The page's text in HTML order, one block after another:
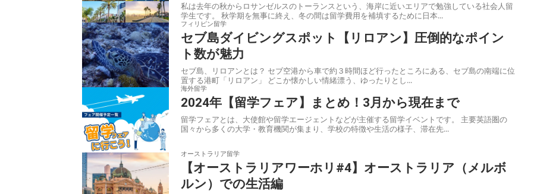
私は去年の秋からロサンゼルスのトーランスという、海岸に近いエリアで勉強している社会人留
学生です。 秋学期を無事に終え、冬の間は留学費用を補填するために日本...
フィリピン留学
セブ島ダイビングスポット【リロアン】圧倒的なポイン
ト数が魅力
セブ島、リロアンとは？ セブ空港から車で約３時間ほど行ったところにある、セブ島の南端に位
置する港町「リロアン」 どこか懐かしい情緒漂う、ゆったりとし...
海外留学
2024年【留学フェア】まとめ！3月から現在まで
留学フェアとは、大使館や留学エージェントなどが主催する留学イベントです。 主要英語圏の
国々から多くの大学・教育機関が集まり、学校の特徴や生活の様子、滞在先...
オーストラリア留学
【オーストラリアワーホリ#4】オーストラリア（メルボ
ルン）での生活編